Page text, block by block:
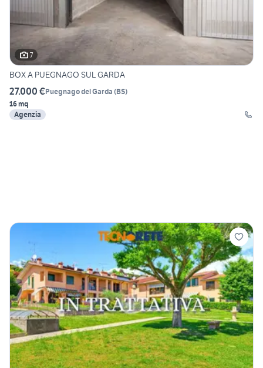
7
BOX A PUEGNAGO SUL GARDA
27.000 €Puegnago del Garda (BS)
16 mq
Agenzia